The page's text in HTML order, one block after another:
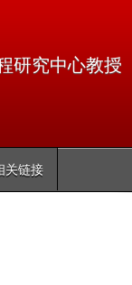
研究中心教授
关链接